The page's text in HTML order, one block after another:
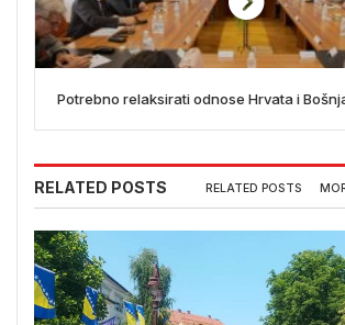
Potrebno relaksirati odnose Hrvata i
RELATED POSTS RELATED POSTS